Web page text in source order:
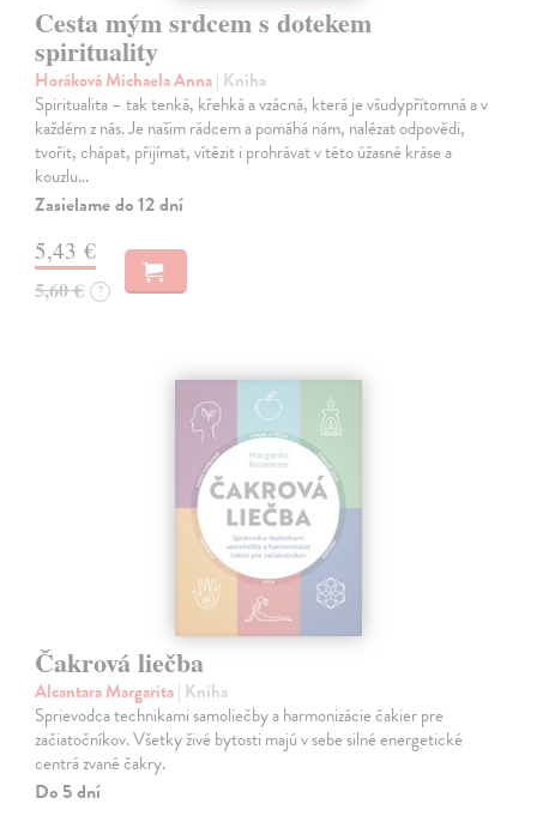
Cesta mým srdcem s dotekem
spirituality
Horáková Michaela Anna| Kniha
Spiritualita – tak tenká, křehká a vzácná, která je všudypřítomná a v
každém z nás. Je našim rádcem a pomáhá nám, nalézat odpovědi,
tvořit, chápat, přijímat, vítězit i prohrávat v této úžasné kráse a
kouzlu…
Zasielame do 12 dní
5,43 €
5,60 € ?
Čakrová liečba
Alcantara Margarita| Kniha
Sprievodca technikami samoliečby a harmonizácie čakier pre
začiatočníkov. Všetky živé bytosti majú v sebe silné energetické
centrá zvané čakry.
Do 5 dní